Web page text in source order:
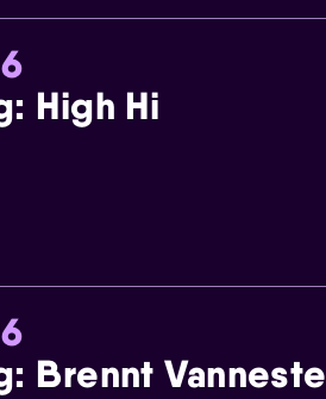
High Hi
Brennt Vanneste